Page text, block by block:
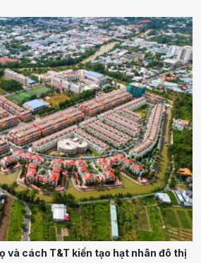
và cách T&T kiến tạo hạt nhân đô thị